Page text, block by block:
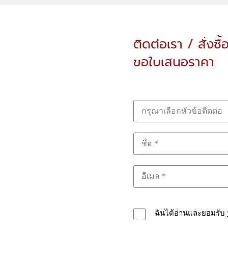
ติดต่อเรา / สั่งซื้
ขอใบเสนอราคา
กรุณาเลือกหัวข้อติดต่อ
ฉันได้อ่านและยอมรับ